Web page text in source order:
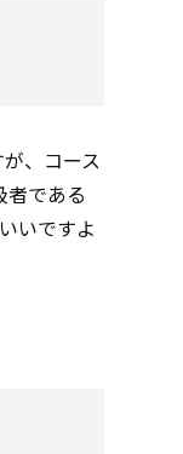
、コース
者である
いですよ